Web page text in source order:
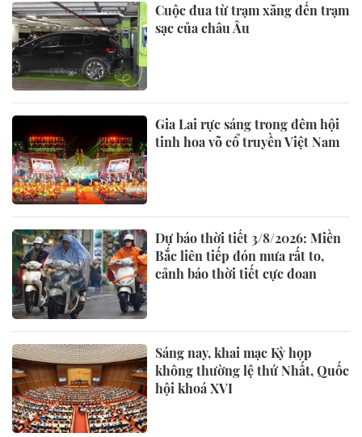
Cuộc đua từ trạm xăng đến trạm
sạc của châu Âu
Gia Lai rực sáng trong đêm hội
tinh hoa võ cổ truyền Việt Nam
Dự báo thời tiết 3/8/2026: Miền
Bắc liên tiếp đón mưa rất to,
cảnh báo thời tiết cực đoan
Sáng nay, khai mạc Kỳ họp
không thường lệ thứ Nhất, Quốc
hội khoá XVI